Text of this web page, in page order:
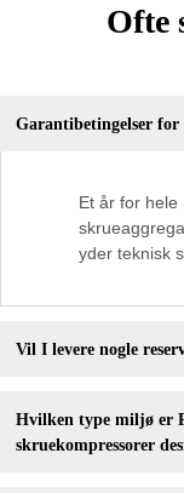
Ofte
Garantibetingelser for
Et år for
yder teknisk
Vil I levere nogle
Hvilken type miljø er
skruekompressorer